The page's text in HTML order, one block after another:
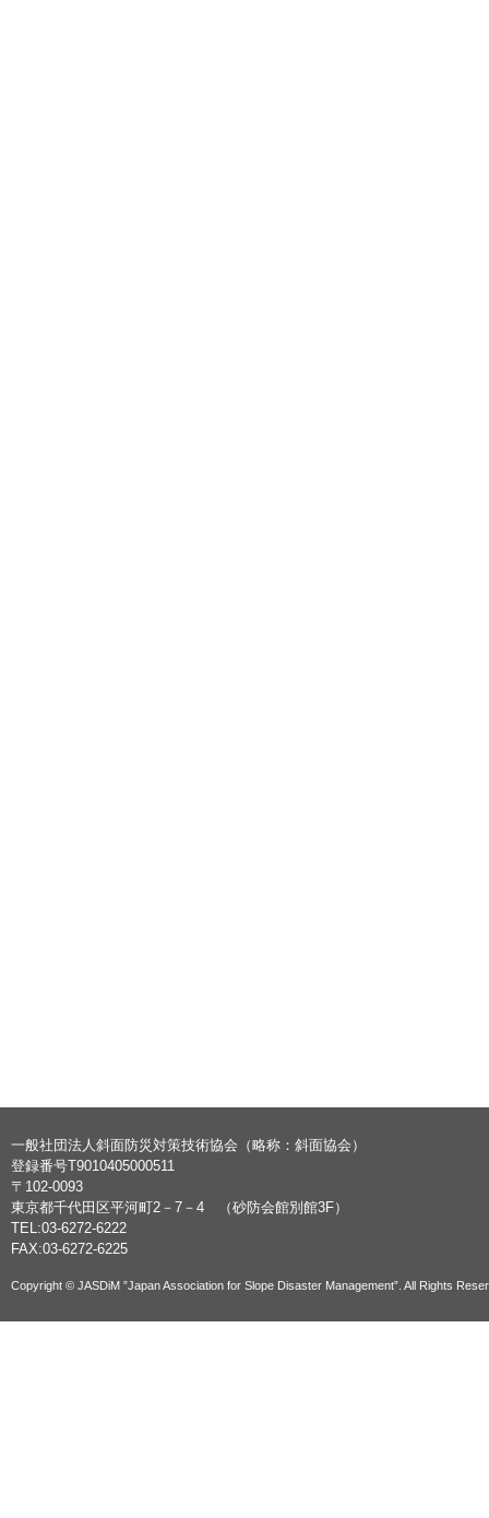
一般社団法人斜面防災対策技術協会（略称：斜面協会）
登録番号T9010405000511
〒102-0093
東京都千代田区平河町2－7－4 （砂防会館別館3F）
TEL:03-6272-6222
FAX:03-6272-6225
Copyright © JASDiM ”Japan Association for Slope Disaster Management”. All Rights